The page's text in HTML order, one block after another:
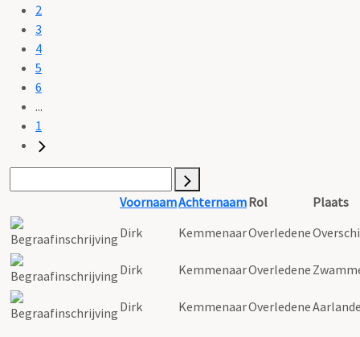
2
3
4
5
6
...
1
VoornaamAchternaamRol
Plaats
Dirk
KemmenaarOverledene
Dirk KemmenaarOverledene
Dirk KemmenaarOverledene